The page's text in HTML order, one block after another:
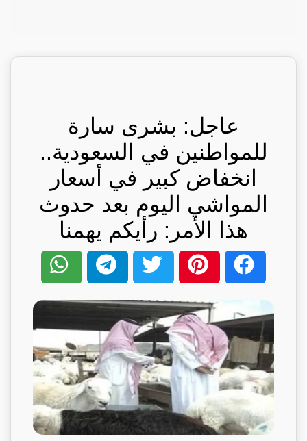
عاجل: بشرى سارة
للمواطنين في السعودية..
انخفاض كبير في أسعار
المواشي اليوم بعد حدوث
هذا الأمر: رأيكم يهمنا